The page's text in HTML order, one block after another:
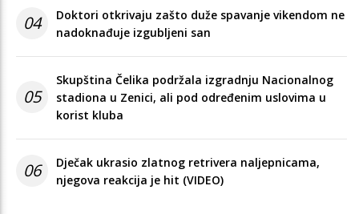
04
Doktori otkrivaju zašto duže spavanje vikendom ne
nadoknađuje izgubljeni san
05
Skupština Čelika podržala izgradnju Nacionalnog
stadiona u Zenici, ali pod određenim uslovima u
korist kluba
06
Dječak ukrasio zlatnog retrivera naljepnicama,
njegova reakcija je hit (VIDEO)